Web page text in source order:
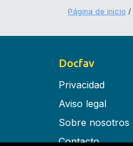
Página de inicio
Docfav
Privacidad
Aviso legal
Sobre nosotros
Contacto